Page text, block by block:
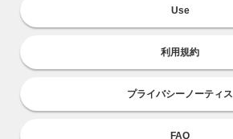
Use
利用規約
プライバシーノーティス
FAQ